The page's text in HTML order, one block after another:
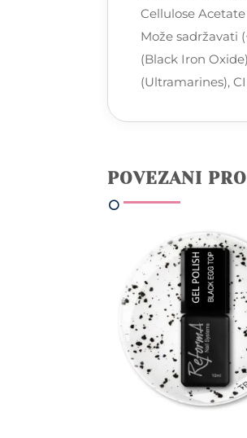
Cellulose
Može sadržavati
(Black Iron
(Ultramarines), CI
POVEZANI